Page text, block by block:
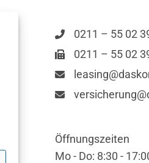
0211 – 55 02
0211 – 55 02
Öffnungszeiten
Mo - Do: 8:30 -